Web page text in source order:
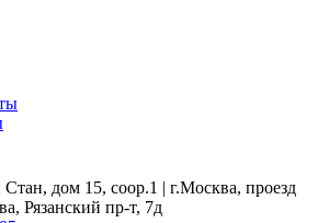
дом 15, соор.1 | г.Москва, проезд
Рязанский пр-т, 7д